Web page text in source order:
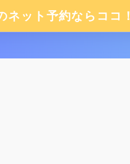
ネット予約ならココ